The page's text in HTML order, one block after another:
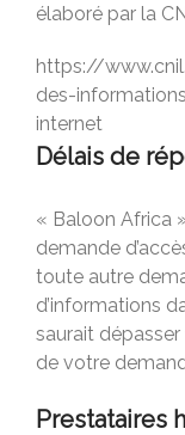
élaboré par la
https://
des-
internet
Délais de
« Baloon Africa
demande
toute autre
d’informations
saurait
de votre
Prestataires